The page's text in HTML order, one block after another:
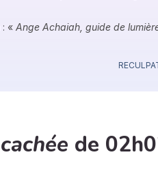
: « Ange Achaiah, guide de
RECUL
cachée de